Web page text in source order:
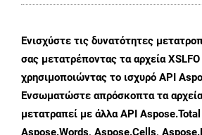
Ενισχύστε τις δυνατότητες
σας μετατρέποντας τα αρχεία
χρησιμοποιώντας το ισχυρό API
Ενσωματώστε απρόσκοπτα τα
μετατραπεί με άλλα API
Aspose.Words, Aspose.Cells,